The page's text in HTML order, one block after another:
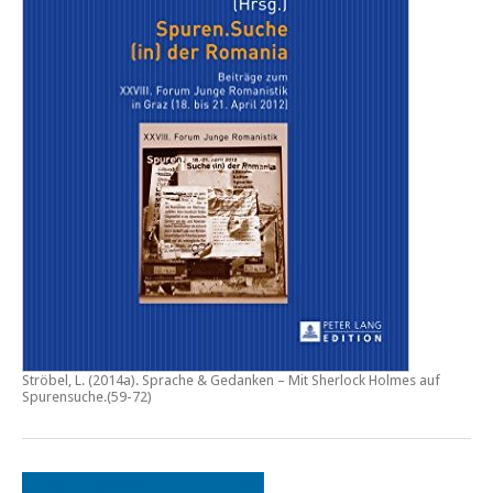
Ströbel, L. (2014a). Sprache & Gedanken – Mit Sherlock Holmes auf
Spurensuche.(59-72)